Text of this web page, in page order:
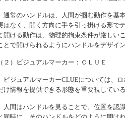
通常のハンドルは、人間が掴む動作を基
はなく、開く方向に手を引っ掛ける形で
開ける動作は、物理的拘束条件が厳しい
とで開けられるようにハンドルをデザイ
（２）ビジュアルマーカー：ＣＬＵＥ
ビジュアルマーカーCLUEについては、
け情報を提供できる形態を重要視している
人間はハンドルを見ることで、位置を認
同時に、そのハンドルをどのように開け